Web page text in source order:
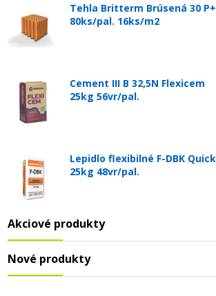
Tehla Britterm Brúsená 30
80ks/pal. 16ks/m2
Cement III B 32,5N Flexicem
25kg 56vr/pal.
Lepidlo flexibilné F-DBK
25kg 48vr/pal.
Akciové produkty
Nové produkty